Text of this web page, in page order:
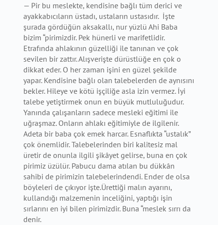
— Pir bu meslekte, kendisine bağlı tüm derici ve
ayakkabıcıların üstadı, ustaların ustasıdır. İşte
şurada gördüğün aksakallı, nur yüzlü Ahi Baba
bizim “pirimizdir. Pek hünerli ve marifetlidir.
Etrafında ahlakının güzelliği ile tanınan ve çok
sevilen bir zattır. Alışverişte dürüstlüğe en çok o
dikkat eder. O her zaman işini en güzel şekilde
yapar. Kendisine bağlı olan talebelerden de aynısını
bekler. Hileye ve kötü işçiliğe asla izin vermez. İyi
talebe yetiştirmek onun en büyük mutluluğudur.
Yanında çalışanların sadece mesleki eğitimi ile
uğraşmaz. Onların ahlakı eğitimiyle de ilgilenir.
Adeta bir baba çok emek harcar. Esnaflıkta “ustalık”
çok önemlidir. Talebelerinden biri kalitesiz mal
üretir de onunla ilgili şikâyet gelirse, buna en çok
pirimiz üzülür. Pabucu dama atılan bu dükkân
sahibi de pirimizin talebelerindendi. Ender de olsa
böyleleri de çıkıyor işte.Ürettiği malın ayarını,
kullandığı malzemenin inceliğini, yaptığı işin
sırlarını en iyi bilen pirimizdir. Buna “meslek sırrı da
denir.